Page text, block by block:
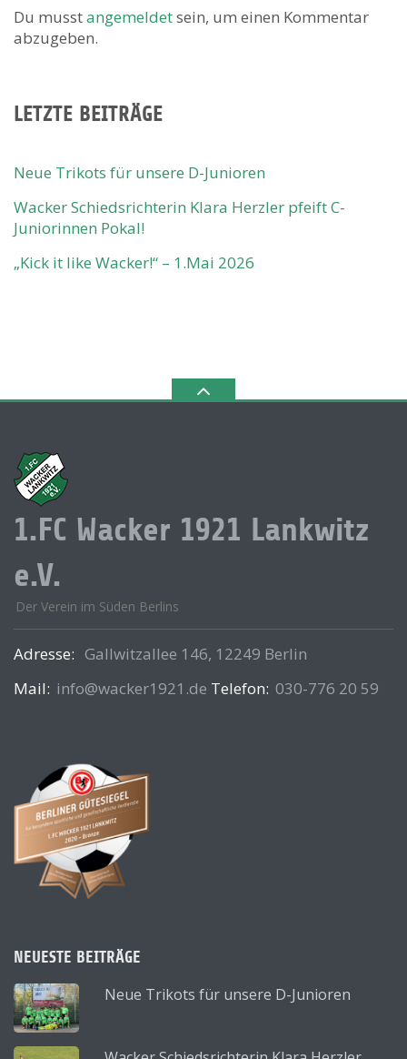
Du musstangemeldetsein, um einen Kommentar
abzugeben.
LETZTE BEITRÄGE
Neue Trikots für unsere D-Junioren
Wacker Schiedsrichterin Klara Herzler pfeift C-
Juniorinnen Pokal!
„Kick it like Wacker!“ – 1.Mai 2026
1.FC Wacker 1921 Lankwitz
e.V.
Der Verein im Süden Berlins
Adresse: Gallwitzallee 146, 12249 Berlin
Mail: info@wacker1921.de Telefon: 030-776 20 59
NEUESTE BEITRÄGE
Neue Trikots für unsere D-Junioren